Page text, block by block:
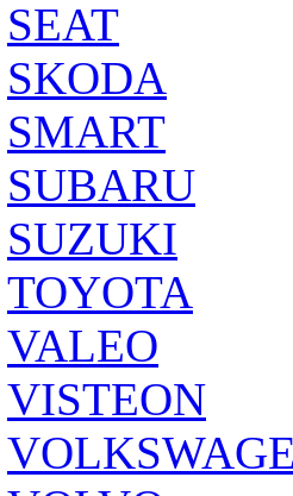
SEAT
SKODA
SMART
SUBARU
SUZUKI
TOYOTA
VALEO
VISTEON